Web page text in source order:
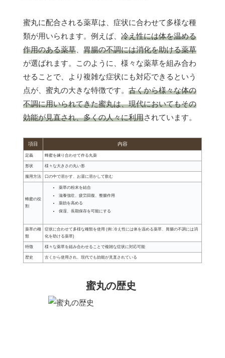
蜜丸に配合される薬草は、症状に合わせて多様な種
類が用いられます。例えば、 冷え性には体を温める
作用のある薬草
胃腸の不調には消化を助ける薬草
が選ばれます。このように、様々な薬草を組み合わ
せることで、より複雑な症状にも対応できるという
点が、蜜丸の大きな特徴です。 古くから様々な体の
不調に用いられてきた蜜丸は、現代においてもその
効能が見直され、多くの人々に利用されています。
項目 内容
定義 蜂蜜を練り合わせて作る丸薬
形状 様々な大きさの丸い形
服用方法 口の中で溶かす、お湯に溶かして飲む
蜂蜜の役
割
薬草の粉末を結合
滋養強壮、疲労回復、整腸作用
薬効を高める
保湿、長期保存を可能にする
薬草の種
類
症状に合わせて多様な種類を使用 (例: 冷え性には体を温める薬草、胃腸の不調には消
化を助ける薬草)
特徴 様々な薬草を組み合わせることで複雑な症状に対応可能
歴史 古くから使用され、現代でも効能が見直されている
蜜丸の歴史